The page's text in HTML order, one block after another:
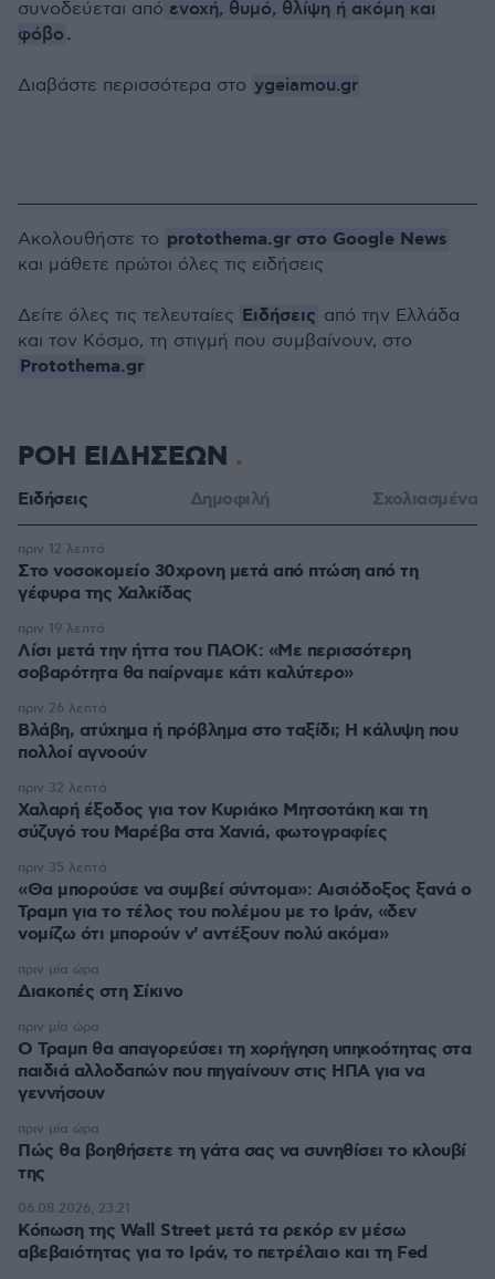
συνοδεύεται από ενοχή, θυμό, θλίψη ή ακόμη και
φόβο .
Διαβάστε περισσότερα στο ygeiamou.gr
Ακολουθήστε το protothema.gr στο Google News
και μάθετε πρώτοι όλες τις ειδήσεις
Δείτε όλες τις τελευταίες Ειδήσεις από την Ελλάδα
και τον Κόσμο, τη στιγμή που συμβαίνουν, στο
Protothema.gr
ΡΟΗ ΕΙΔΗΣΕΩΝ
Ειδήσεις Δημοφιλή Σχολιασμένα
Στο νοσοκομείο 30χρονη μετά από πτώση από τη
γέφυρα της Χαλκίδας
πριν 12 λεπτά
Λίσι μετά την ήττα του ΠΑΟΚ: «Με περισσότερη
σοβαρότητα θα παίρναμε κάτι καλύτερο»
πριν 19 λεπτά
Βλάβη, ατύχημα ή πρόβλημα στο ταξίδι; Η κάλυψη που
πολλοί αγνοούν
πριν 26 λεπτά
Χαλαρή έξοδος για τον Κυριάκο Μητσοτάκη και τη
σύζυγό του Μαρέβα στα Χανιά, φωτογραφίες
πριν 32 λεπτά
«Θα μπορούσε να συμβεί σύντομα»: Αισιόδοξος ξανά ο
Τραμπ για το τέλος του πολέμου με το Ιράν, «δεν
νομίζω ότι μπορούν ν' αντέξουν πολύ ακόμα»
πριν 35 λεπτά
Διακοπές στη Σίκινο
πριν μία ώρα
Ο Τραμπ θα απαγορεύσει τη χορήγηση υπηκοότητας στα
παιδιά αλλοδαπών που πηγαίνουν στις ΗΠΑ για να
γεννήσουν
πριν μία ώρα
Πώς θα βοηθήσετε τη γάτα σας να συνηθίσει το κλουβί
της
πριν μία ώρα
Κόπωση της Wall Street μετά τα ρεκόρ εν μέσω
αβεβαιότητας για το Ιράν, το πετρέλαιο και τη Fed
06.08.2026, 23:21